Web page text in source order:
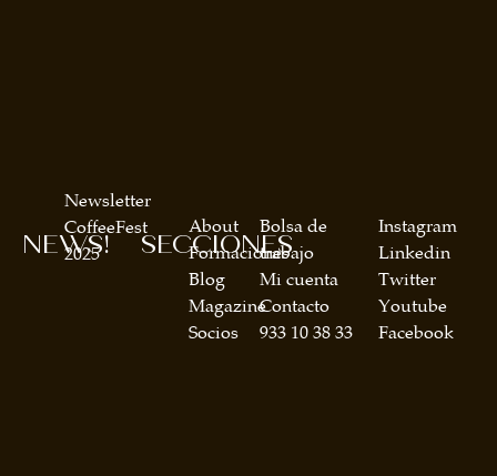
SECCIONES
About
Formaciones
Blog
Magazine
Socios
Bolsa de
trabajo
Mi cuenta
Contacto
933 10 38 33
NEWS!
Newsletter
CoffeeFest
2025
Instagram
Linkedin
Twitter
Youtube
Facebook